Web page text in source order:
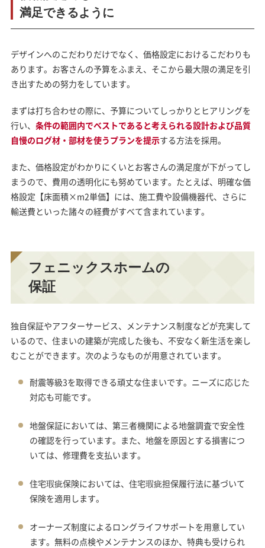
満足できるように
デザインへのこだわりだけでなく、価格設定におけるこだわりも
あります。お客さんの予算をふまえ、そこから最大限の満足を引
き出すための努力をしています。
まずは打ち合わせの際に、予算についてしっかりとヒアリングを
行い、 条件の範囲内でベストであると考えられる設計および品質
自慢のログ材・部材を使うプランを提示する方法を採用。
また、価格設定がわかりにくいとお客さんの満足度が下がってし
まうので、費用の透明化にも努めています。たとえば、明確な価
格設定【床面積×m2単価】には、施工費や設備機器代、さらに
輸送費といった諸々の経費がすべて含まれています。
フェニックスホームの
保証
独自保証やアフターサービス、メンテナンス制度などが充実して
いるので、住まいの建築が完成した後も、不安なく新生活を楽し
むことができます。次のようなものが用意されています。
耐震等級3を取得できる頑丈な住まいです。ニーズに応じた
対応も可能です。
地盤保証においては、第三者機関による地盤調査で安全性
の確認を行っています。また、地盤を原因とする損害につ
いては、修理費を支払います。
住宅瑕疵保険においては、住宅瑕疵担保履行法に基づいて
保険を適用します。
オーナーズ制度によるロングライフサポートを用意してい
ます。無料の点検やメンテナンスのほか、特典も受けられ